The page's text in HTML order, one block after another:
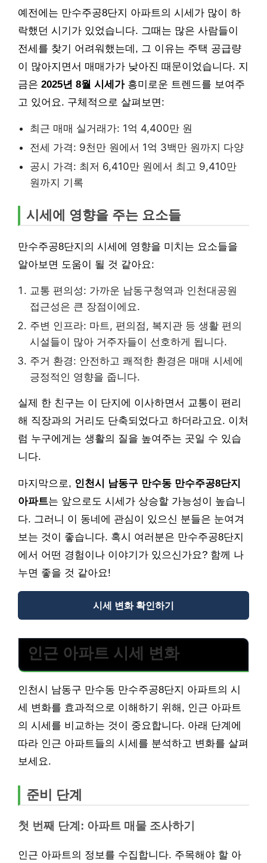
예전에는 만수주공8단지 아파트의 시세가 많이 하
락했던 시기가 있었습니다. 그때는 많은 사람들이
전세를 찾기 어려워했는데, 그 이유는 주택 공급량
이 많아지면서 매매가가 낮아진 때문이었습니다. 지
금은 2025년 8월 시세가흥미로운 트렌드를 보여주
고 있어요. 구체적으로 살펴보면:
최근 매매 실거래가: 1억 4,400만 원
전세 가격: 9천만 원에서 1억 3백만 원까지 다양
공시 가격: 최저 6,410만 원에서 최고 9,410만
원까지 기록
시세에 영향을 주는 요소들
만수주공8단지의 시세에 영향을 미치는 요소들을
알아보면 도움이 될 것 같아요:
교통 편의성: 가까운 남동구청역과 인천대공원
접근성은 큰 장점이에요.
주변 인프라: 마트, 편의점, 복지관 등 생활 편의
시설들이 많아 거주자들이 선호하게 됩니다.
주거 환경: 안전하고 쾌적한 환경은 매매 시세에
긍정적인 영향을 줍니다.
실제 한 친구는 이 단지에 이사하면서 교통이 편리
해 직장과의 거리도 단축되었다고 하더라고요. 이처
럼 누구에게는 생활의 질을 높여주는 곳일 수 있습
니다.
마지막으로, 인천시 남동구 만수동 만수주공8단지
아파트는 앞으로도 시세가 상승할 가능성이 높습니
다. 그러니 이 동네에 관심이 있으신 분들은 눈여겨
보는 것이 좋습니다. 혹시 여러분은 만수주공8단지
에서 어떤 경험이나 이야기가 있으신가요? 함께 나
누면 좋을 것 같아요!
시세 변화 확인하기
인근 아파트 시세 변화
인천시 남동구 만수동 만수주공8단지 아파트의 시
세 변화를 효과적으로 이해하기 위해, 인근 아파트
의 시세를 비교하는 것이 중요합니다. 아래 단계에
따라 인근 아파트들의 시세를 분석하고 변화를 살펴
보세요.
준비 단계
첫 번째 단계: 아파트 매물 조사하기
인근 아파트의 정보를 수집합니다. 주목해야 할 아